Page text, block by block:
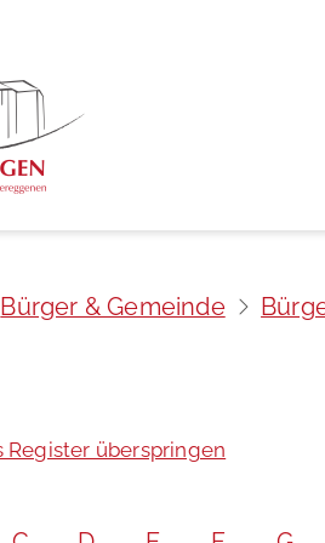
Bürger & Gemeinde
Register überspringen